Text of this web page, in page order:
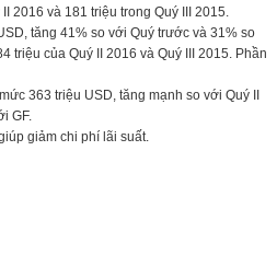
2016 và 181 triệu trong Quý III 2015.
tăng 41% so với Quý trước và 31% so
triệu của Quý II 2016 và Quý III 2015. Phần
363 triệu USD, tăng mạnh so với Quý II
GF.
giảm chi phí lãi suất.